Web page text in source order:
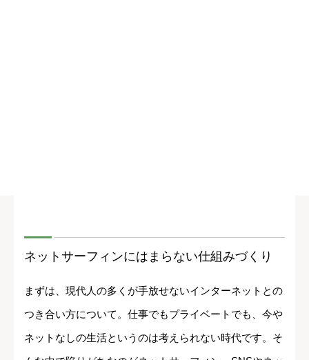
ネットサーフィンにはまらない仕組みづくり
まずは、現代人の多くが手放せないインターネットとの
つき合い方について。仕事でもプライベートでも、今や
ネットなしの生活というのは考えられない時代です。そ